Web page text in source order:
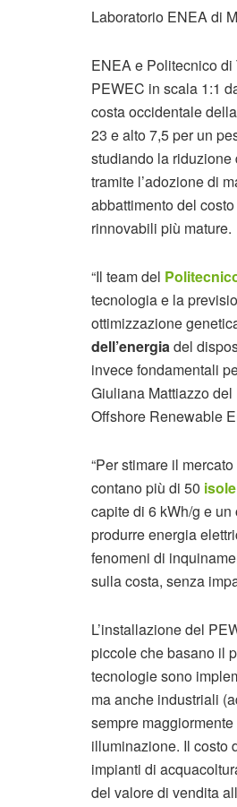
Laboratorio ENEA di
ENEA e Politecnico
PEWEC in scala 1:1
costa occidentale
23 e alto 7,5 per un
studiando la riduzione
tramite l’adozione di
abbattimento del
rinnovabili più mature.
“Il team del
tecnologia e la
ottimizzazione
dell’energiadel
invece fondamentali
Giuliana Mattiazzo
Offshore Renewable
“Per stimare il
contano più di 50
capite di 6 kWh/g e un
produrre energia
fenomeni di
sulla costa, senza
L’installazione del
piccole che basano il
tecnologie sono
ma anche industriali
sempre
illuminazione. Il costo
impianti di
del valore di vendita